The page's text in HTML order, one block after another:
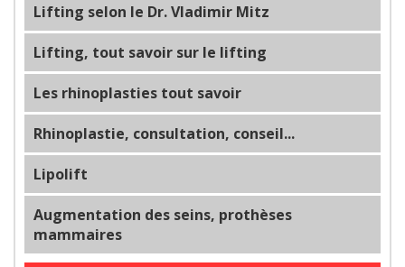
Lifting selon le Dr. Vladimir Mitz
Lifting, tout savoir sur le lifting
Les rhinoplasties tout savoir
Rhinoplastie, consultation, conseil...
Lipolift
Augmentation des seins, prothèses
mammaires